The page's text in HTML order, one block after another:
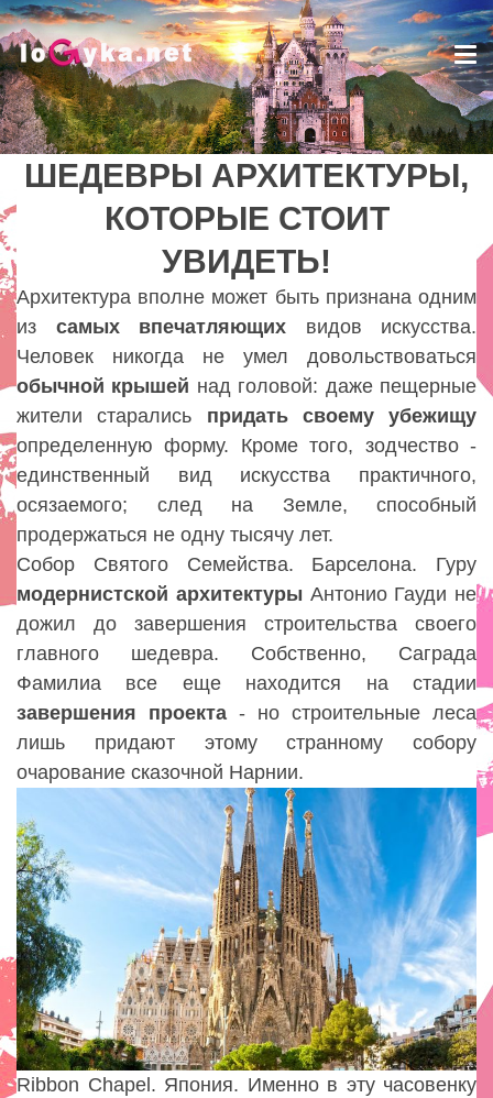
ШЕДЕВРЫ АРХИТЕКТУРЫ,
КОТОРЫЕ СТОИТ
УВИДЕТЬ!
Lady
ШЕДЕВРЫ АРХИТЕКТУРЫ,
КОТОРЫЕ СТОИТ
УВИДЕТЬ!
Архитектура вполне может быть признана одним
из самых впечатляющих видов искусства.
Человек никогда не умел довольствоваться
обычной крышей над головой: даже пещерные
жители старались придать своему
убежищу
определенную форму. Кроме того, зодчество -
единственный вид искусства практичного,
осязаемого; след на Земле, способный
продержаться не одну тысячу лет.
Собор Святого Семейства. Барселона. Гуру
модернистской архитектуры Антонио Гауди не
дожил до завершения строительства своего
главного шедевра. Собственно, Саграда
Фамилиа все еще находится на стадии
завершения проекта - но строительные леса
лишь придают этому странному собору
очарование сказочной Нарнии.
Ribbon Chapel. Япония. Именно в эту часовенку